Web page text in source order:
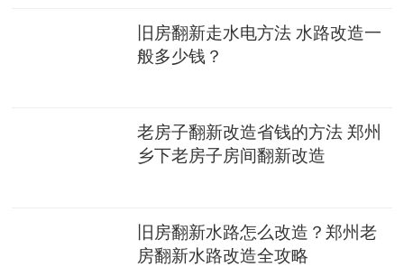
旧房翻新走水电方法 水路改造一
般多少钱？
老房子翻新改造省钱的方法 郑州
乡下老房子房间翻新改造
旧房翻新水路怎么改造？郑州老
房翻新水路改造全攻略